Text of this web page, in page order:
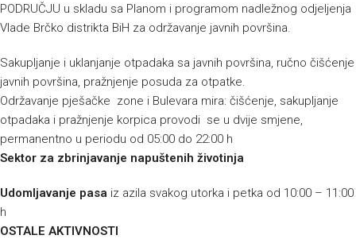
PODRUČJU u skladu sa Planom i programom nadležnog odjeljenja
Vlade Brčko distrikta BiH za održavanje javnih površina.
Sakupljanje i uklanjanje otpadaka sa javnih površina, ručno čišćenje
javnih površina, pražnjenje posuda za otpatke.
Održavanje pješačke zone i Bulevara mira: čišćenje, sakupljanje
otpadaka i pražnjenje korpica provodi se u dvije smjene,
permanentno u periodu od 05:00 do 22:00 h
Sektor za zbrinjavanje napuštenih životinja
Udomljavanje pasa iz azila svakog utorka i petka od 10:00 – 11:00
h
OSTALE AKTIVNOSTI